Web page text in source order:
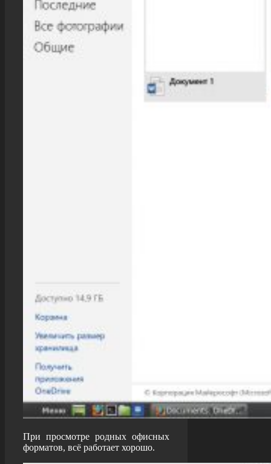
При просмотре родных офисных
форматов, всё работает хорошо.